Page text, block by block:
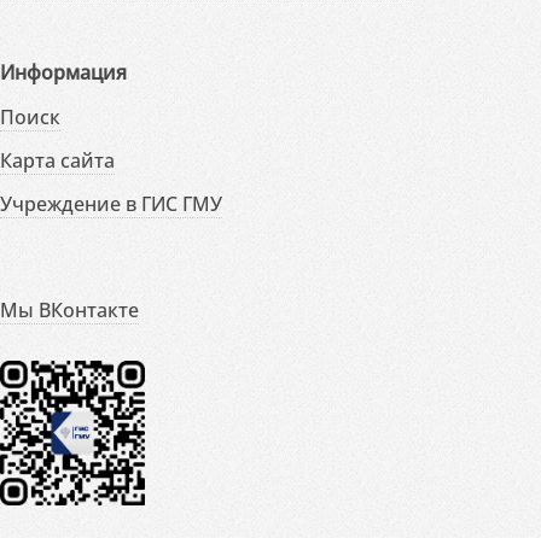
Информация
Поиск
Карта сайта
Учреждение в ГИС ГМУ
Мы ВКонтакте